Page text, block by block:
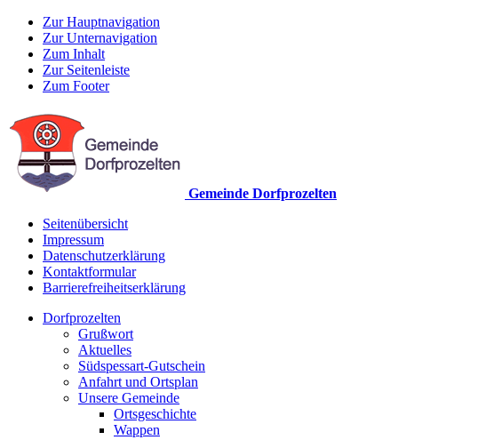
Zur Hauptnavigation
Zur Unternavigation
Zum Inhalt
Zur Seitenleiste
Zum Footer
Gemeinde Dorfprozelten
Seitenübersicht
Impressum
Datenschutzerklärung
Kontaktformular
Barrierefreiheitserklärung
Dorfprozelten
Grußwort
Aktuelles
Südspessart-Gutschein
Anfahrt und Ortsplan
Unsere Gemeinde
Ortsgeschichte
Wappen